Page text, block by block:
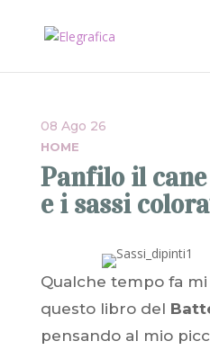
HOME
08 Ago 26
Panfilo il
e i sassi
Qualche tempo fa
questo libro del
pensando al mio